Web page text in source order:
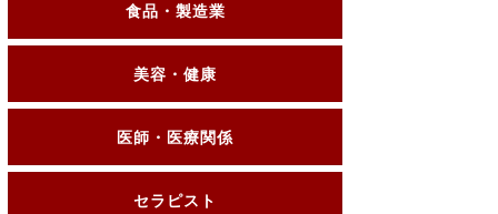
食品・製造業
美容・健康
医師・医療関係
セラピスト